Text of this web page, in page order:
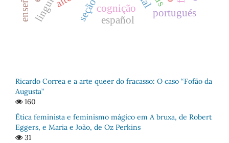
cognição portugués
español
Ricardo Correa e a arte queer do fracasso: O caso “Fofão da
Augusta”
160
Ética feminista e feminismo mágico em A bruxa, de Robert
Eggers, e Maria e João, de Oz Perkins
31